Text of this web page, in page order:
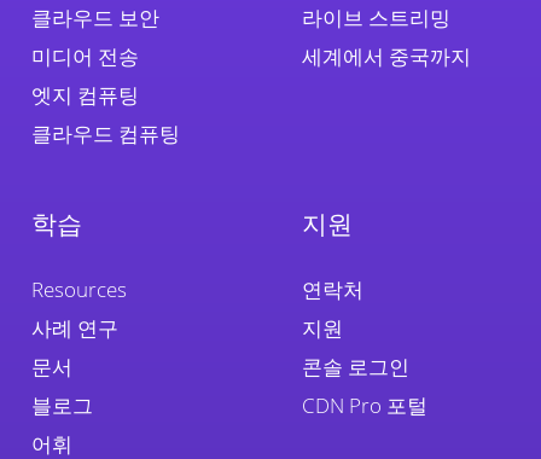
클라우드 보안
미디어 전송
엣지 컴퓨팅
클라우드 컴퓨팅
라이브 스트리밍
세계에서 중국까지
학습
Resources
사례 연구
문서
블로그
어휘
지원
연락처
지원
콘솔 로그인
CDN Pro 포털